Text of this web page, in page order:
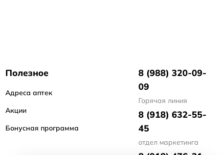
Полезное
Адреса аптек
Акции
Бонусная программа
8 (988) 320-09-
09
Горячая линия
8 (918) 632-55-
45
отдел маркетинга